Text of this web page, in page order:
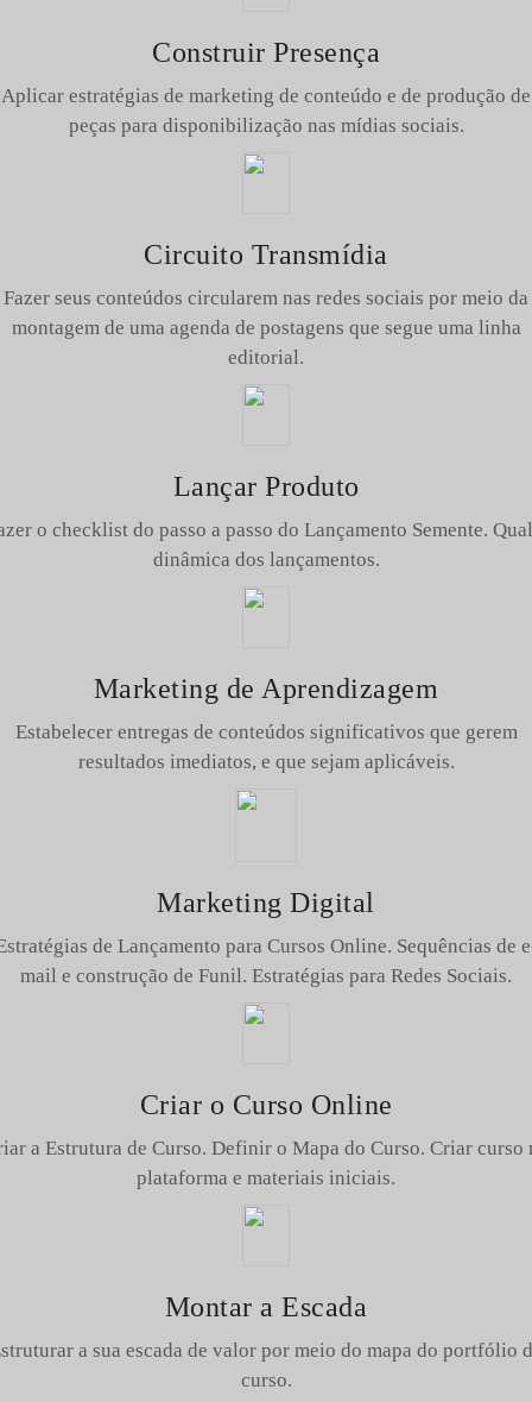
Construir Presença
Aplicar estratégias de marketing de conteúdo e de produção de
peças para disponibilização nas mídias sociais.
Circuito Transmídia
Fazer seus conteúdos circularem nas redes sociais por meio da
montagem de uma agenda de postagens que segue uma linha
editorial.
Lançar Produto
o checklist do passo a passo do Lançamento Semente.
dinâmica dos lançamentos.
Marketing de Aprendizagem
Estabelecer entregas de conteúdos significativos que gerem
resultados imediatos, e que sejam aplicáveis.
Marketing Digital
de Lançamento para Cursos Online. Sequências de
mail e construção de Funil. Estratégias para Redes Sociais.
Criar o Curso Online
a Estrutura de Curso. Definir o Mapa do Curso. Criar curso
plataforma e materiais iniciais.
Montar a Escada
a sua escada de valor por meio do mapa do portfólio
curso.